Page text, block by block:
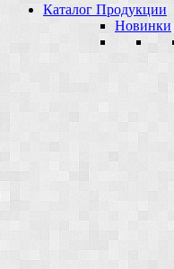
Каталог Продукции
Новинки